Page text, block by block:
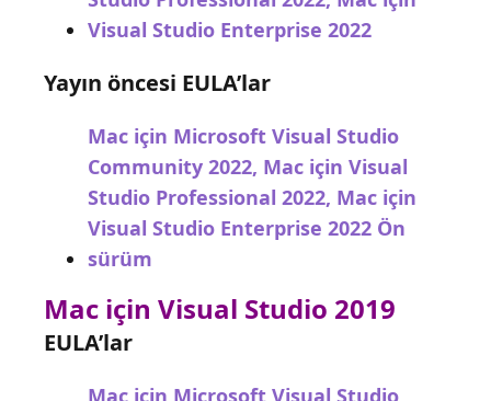
Visual Studio Enterprise 2022
Yayın öncesi EULA’lar
Mac için Microsoft Visual Studio
Community 2022, Mac için Visual
Studio Professional 2022, Mac için
Visual Studio Enterprise 2022 Ön
sürüm
Mac için Visual Studio 2019
EULA’lar
Mac için Microsoft Visual Studio